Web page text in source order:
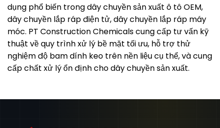
dụng phổ biến trong dây chuyền sản xuất ô tô OEM,
dây chuyền lắp ráp điện tử, dây chuyền lắp ráp máy
móc. PT Construction Chemicals cung cấp tư vấn kỹ
thuật về quy trình xử lý bề mặt tối ưu, hỗ trợ thử
nghiệm độ bam dính keo trên nền liệu cụ thể, và cung
cấp chất xử lý ổn định cho dây chuyền sản xuất.